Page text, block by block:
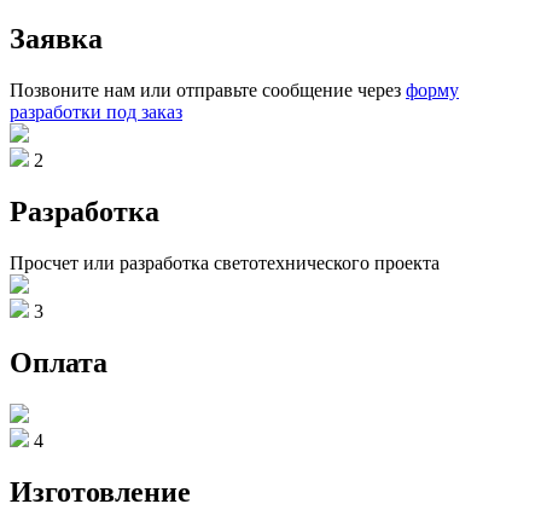
Заявка
Позвоните нам или отправьте сообщение через форму
разработки под заказ
2
Разработка
Просчет или разработка светотехнического проекта
3
Оплата
4
Изготовление